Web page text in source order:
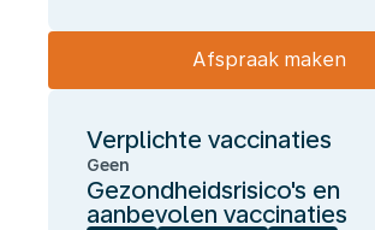
Afspraak maken
Verplichte vaccinaties
Geen
Gezondheidsrisico's en
aanbevolen vaccinaties